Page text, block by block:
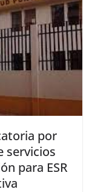
por
servicios
para ESR